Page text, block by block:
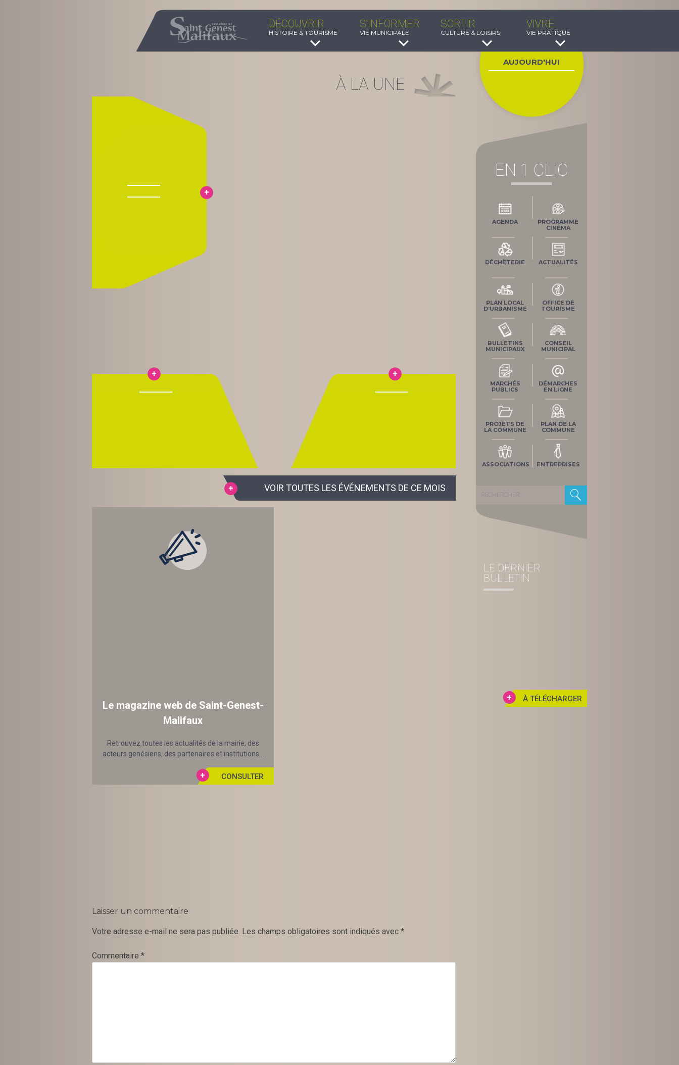
DÉCOUVRIR
HISTOIRE & TOURISME
S'INFORMER
VIE MUNICIPALE
SORTIR
CULTURE & LOISIRS
VIVRE
VIE PRATIQUE
À LA UNE
VOIR TOUTES LES ÉVÉNEMENTS DE CE MOIS
TEMPS RÉEL
Le magazine web de Saint-Genest-
Malifaux
Retrouvez toutes les actualités de la mairie, des
acteurs genésiens, des partenaires et institutions...
Laisser un commentaire
Votre adresse e-mail ne sera pas publiée. Les champs obligatoires sont indiqués avec *
Commentaire *
AUJOURD'HUI
EN 1 CLIC
AGENDA
PROGRAMME
CINÉMA
DÉCHÈTERIE ACTUALITÉS
PLAN LOCAL
D'URBANISME
OFFICE DE
TOURISME
BULLETINS
MUNICIPAUX
CONSEIL
MUNICIPAL
MARCHÉS
PUBLICS
DÉMARCHES
EN LIGNE
PROJETS DE
LA COMMUNE
PLAN DE LA
COMMUNE
ASSOCIATIONS ENTREPRISES
Rechercher :
LE DERNIER
BULLETIN
À TÉLÉCHARGER